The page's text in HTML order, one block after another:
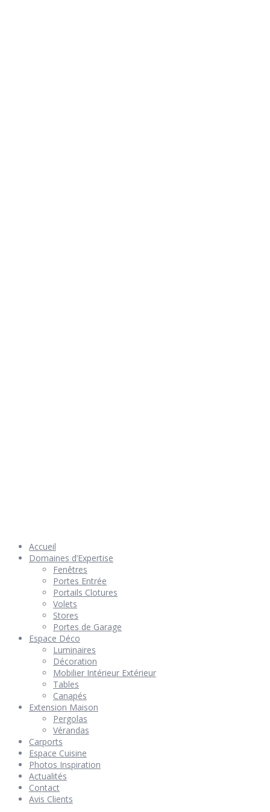
Accueil
Domaines d’Expertise
Fenêtres
Portes Entrée
Portails Clotures
Volets
Stores
Portes de Garage
Espace Déco
Luminaires
Décoration
Mobilier Intérieur Extérieur
Tables
Canapés
Extension Maison
Pergolas
Vérandas
Carports
Espace Cuisine
Photos Inspiration
Actualités
Contact
Avis Clients